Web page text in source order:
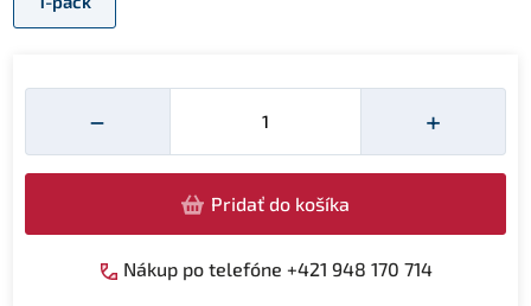
−
Množství
+
Pridať do košíka
Nákup po telefóne +421 948 170 714